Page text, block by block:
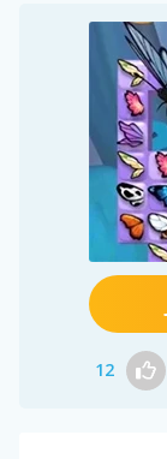
12